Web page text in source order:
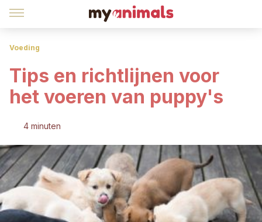
Voeding
Tips en richtlijnen voor
het voeren van puppy's
4 minuten